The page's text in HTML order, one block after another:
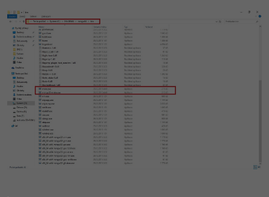
MS Office -80%
Google Dokumenty
Time management
Linux a UNIX
Adobe After Effects
Blender -80%
Inkscape
Fotografovanie -80%
Video